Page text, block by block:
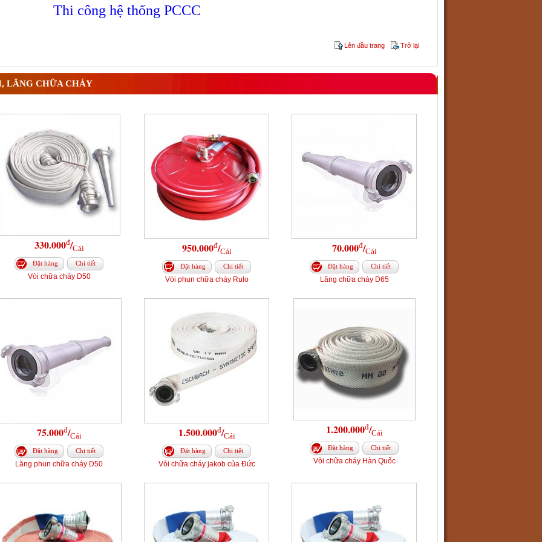
Thi công hệ thống PCCC
Lên đầu trang Trở lại
LĂNG CHỮA CHÁY
330.000đ/Cái
Đặt hàng Chi tiết
Vòi chữa cháy D50
950.000đ/Cái
Đặt hàng Chi tiết
Vòi phun chữa cháy Rulo
70.000đ/Cái
Đặt hàng Chi tiết
Lăng chữa cháy D65
75.000đ/Cái
Đặt hàng Chi tiết
Lăng phun chữa cháy D50
1.500.000đ/Cái
Đặt hàng Chi tiết
Vòi chữa cháy jakob của Đức
1.200.000đ/Cái
Đặt hàng Chi tiết
Vòi chữa cháy Hàn Quốc